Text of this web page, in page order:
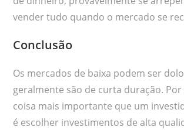
vender tudo quando o mercado se
Conclusão
Os mercados de baixa podem ser
geralmente são de curta duração. Por
coisa mais importante que um
é escolher investimentos de alta